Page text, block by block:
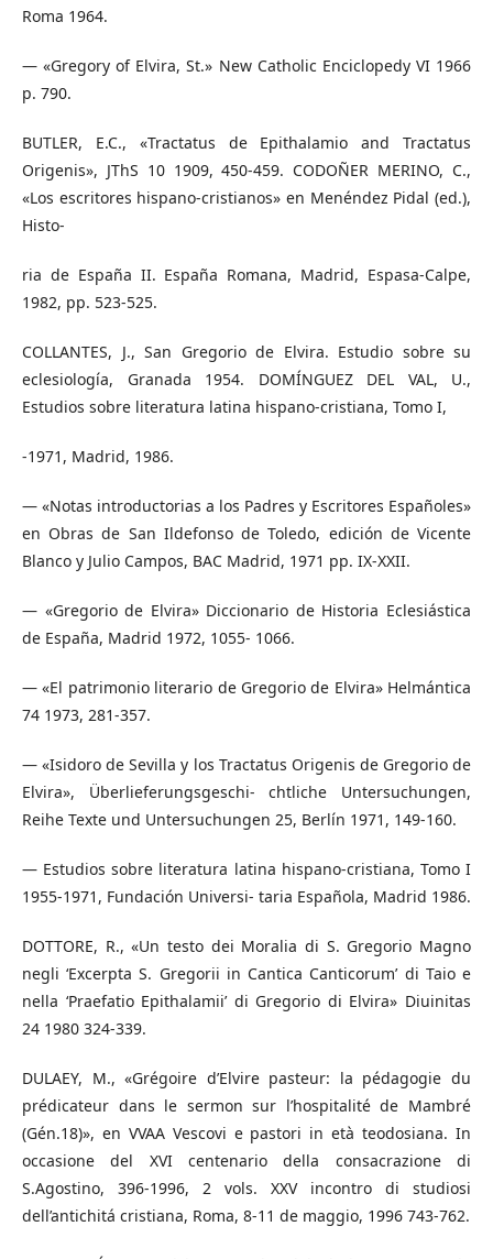
Roma 1964.
— «Gregory of Elvira, St.» New Catholic Enciclopedy VI 1966
p. 790.
BUTLER, E.C., «Tractatus de Epithalamio and Tractatus
Origenis», JThS 10 1909, 450-459. CODOÑER MERINO, C.,
«Los escritores hispano-cristianos» en Menéndez Pidal (ed.),
Histo-
ria de España II. España Romana, Madrid, Espasa-Calpe,
1982, pp. 523-525.
COLLANTES, J., San Gregorio de Elvira. Estudio sobre su
eclesiología, Granada 1954. DOMÍNGUEZ DEL VAL, U.,
Estudios sobre literatura latina hispano-cristiana, Tomo I,
-1971, Madrid, 1986.
— «Notas introductorias a los Padres y Escritores Españoles»
en Obras de San Ildefonso de Toledo, edición de Vicente
Blanco y Julio Campos, BAC Madrid, 1971 pp. IX-XXII.
— «Gregorio de Elvira» Diccionario de Historia Eclesiástica
de España, Madrid 1972, 1055- 1066.
— «El patrimonio literario de Gregorio de Elvira» Helmántica
74 1973, 281-357.
— «Isidoro de Sevilla y los Tractatus Origenis de Gregorio de
Elvira», Überlieferungsgeschi- chtliche Untersuchungen,
Reihe Texte und Untersuchungen 25, Berlín 1971, 149-160.
— Estudios sobre literatura latina hispano-cristiana, Tomo I
1955-1971, Fundación Universi- taria Española, Madrid 1986.
DOTTORE, R., «Un testo dei Moralia di S. Gregorio Magno
negli ‘Excerpta S. Gregorii in Cantica Canticorum’ di Taio e
nella ‘Praefatio Epithalamii’ di Gregorio di Elvira» Diuinitas
24 1980 324-339.
DULAEY, M., «Grégoire d’Elvire pasteur: la pédagogie du
prédicateur dans le sermon sur l’hospitalité de Mambré
(Gén.18)», en VVAA Vescovi e pastori in età teodosiana. In
occasione del XVI centenario della consacrazione di
S.Agostino, 396-1996, 2 vols. XXV incontro di studiosi
dell’antichitá cristiana, Roma, 8-11 de maggio, 1996 743-762.